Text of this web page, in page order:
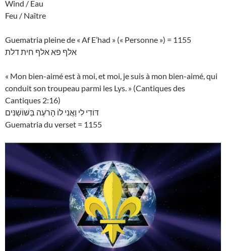
Wind / Eau
Feu / Naître
Guematria pleine de « Af E’had » (« Personne ») = 1155
אלף פא אלף חית דלת
« Mon bien-aimé est à moi, et moi, je suis à mon bien-aimé, qui
conduit son troupeau parmi les Lys. » (Cantiques des
Cantiques 2:16)
דּוֹדִי לִי וַאֲנִי לוֹ הָרֹעֶה בַּשּׁוֹשַׁנִּים
Guematria du verset = 1155